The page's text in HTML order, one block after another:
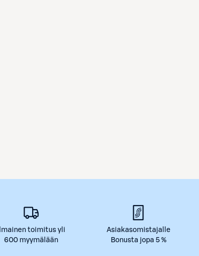
Ilmainen toimitus yli
600 myymälään
Asiakasomistajalle
Bonusta jopa 5 %